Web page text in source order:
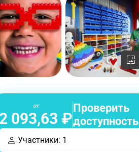
от
2 093,63 ₽
Проверить
доступность
Участники: 1